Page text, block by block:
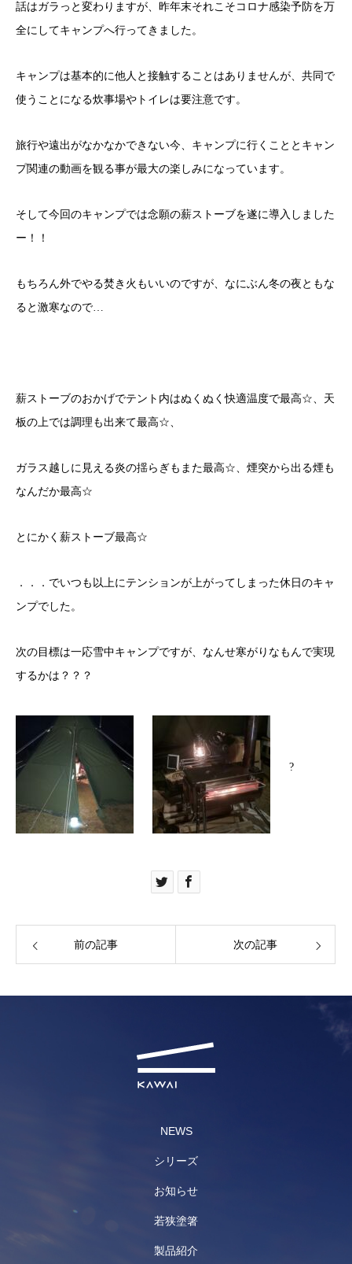
話はガラっと変わりますが、昨年末それこそコロナ感染予防を万
全にしてキャンプへ行ってきました。
キャンプは基本的に他人と接触することはありませんが、共同で
使うことになる炊事場やトイレは要注意です。
旅行や遠出がなかなかできない今、キャンプに行くこととキャン
プ関連の動画を観る事が最大の楽しみになっています。
そして今回のキャンプでは念願の薪ストーブを遂に導入しました
ー！！
もちろん外でやる焚き火もいいのですが、なにぶん冬の夜ともな
ると激寒なので…
薪ストーブのおかげでテント内はぬくぬく快適温度で最高☆、天
板の上では調理も出来て最高☆、
ガラス越しに見える炎の揺らぎもまた最高☆、煙突から出る煙も
なんだか最高☆
とにかく薪ストーブ最高☆
．．．でいつも以上にテンションが上がってしまった休日のキャ
ンプでした。
次の目標は一応雪中キャンプですが、なんせ寒がりなもんで実現
するかは？？？
?
前の記事 次の記事
NEWS
シリーズ
お知らせ
若狭塗箸
製品紹介